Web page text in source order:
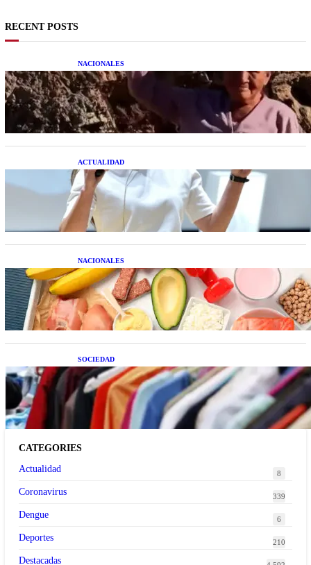
RECENT POSTS
NACIONALES
Una mujer asegura haber peleado con un
extraterrestre cuerpo a cuerpo
ACTUALIDAD
La startup creada por una salteña que busca
resolver el estrés financiero en Latinoamérica
NACIONALES
Nutrición inteligente: Cinco superalimentos de
temporada que deberías sumar a tu dieta este mes
SOCIEDAD
Las grandes marcas globales se suman a la
tendencia de la ropa de segunda mano premium
CATEGORIES
Actualidad
8
Coronavirus 339
Dengue 6
Deportes 210
Destacadas